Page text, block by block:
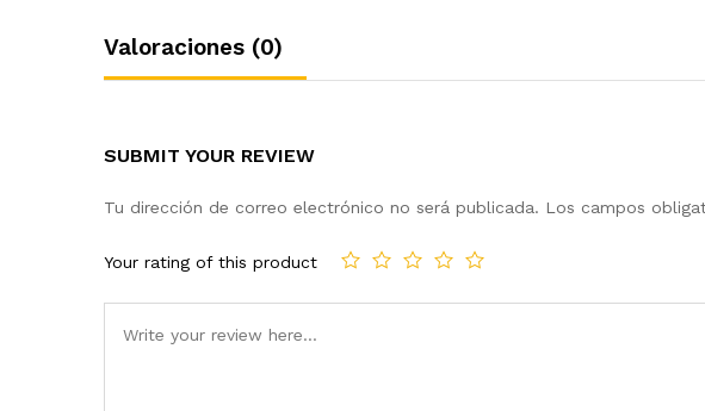
Valoraciones (0)
SUBMIT YOUR REVIEW
Tu dirección de correo electrónico no será publicada. Los campos
Your rating of this product